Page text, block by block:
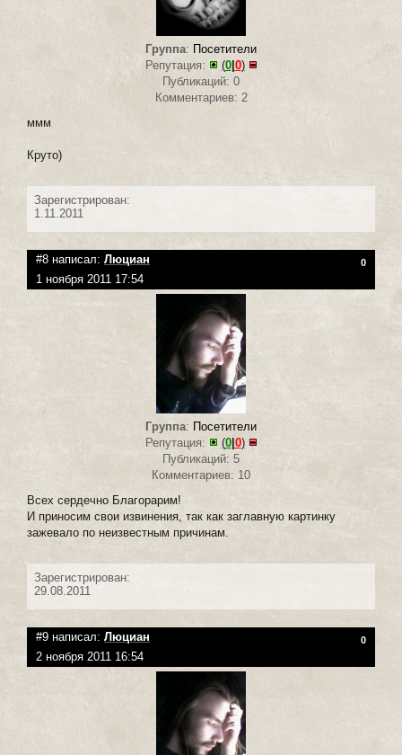
Группа: Посетители
Репутация:
(0|0)
Публикаций: 0
Комментариев: 2
ммм
Круто)
Зарегистрирован:
1.11.2011
#8 написал: Люциан 0
1 ноября 2011 17:54
Группа: Посетители
Репутация:
(0| 0)
Публикаций: 5
Комментариев: 10
Всех сердечно Благорарим!
И приносим свои извинения, так как заглавную картинку
зажевало по неизвестным причинам.
Зарегистрирован:
29.08.2011
#9 написал: Люциан 0
2 ноября 2011 16:54